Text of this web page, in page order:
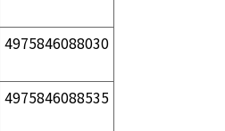
4975846088030
4975846088535